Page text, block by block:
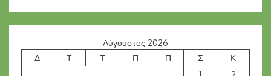
Αύγουστος 2026
Δ
Τ Τ Π Π Σ
Κ